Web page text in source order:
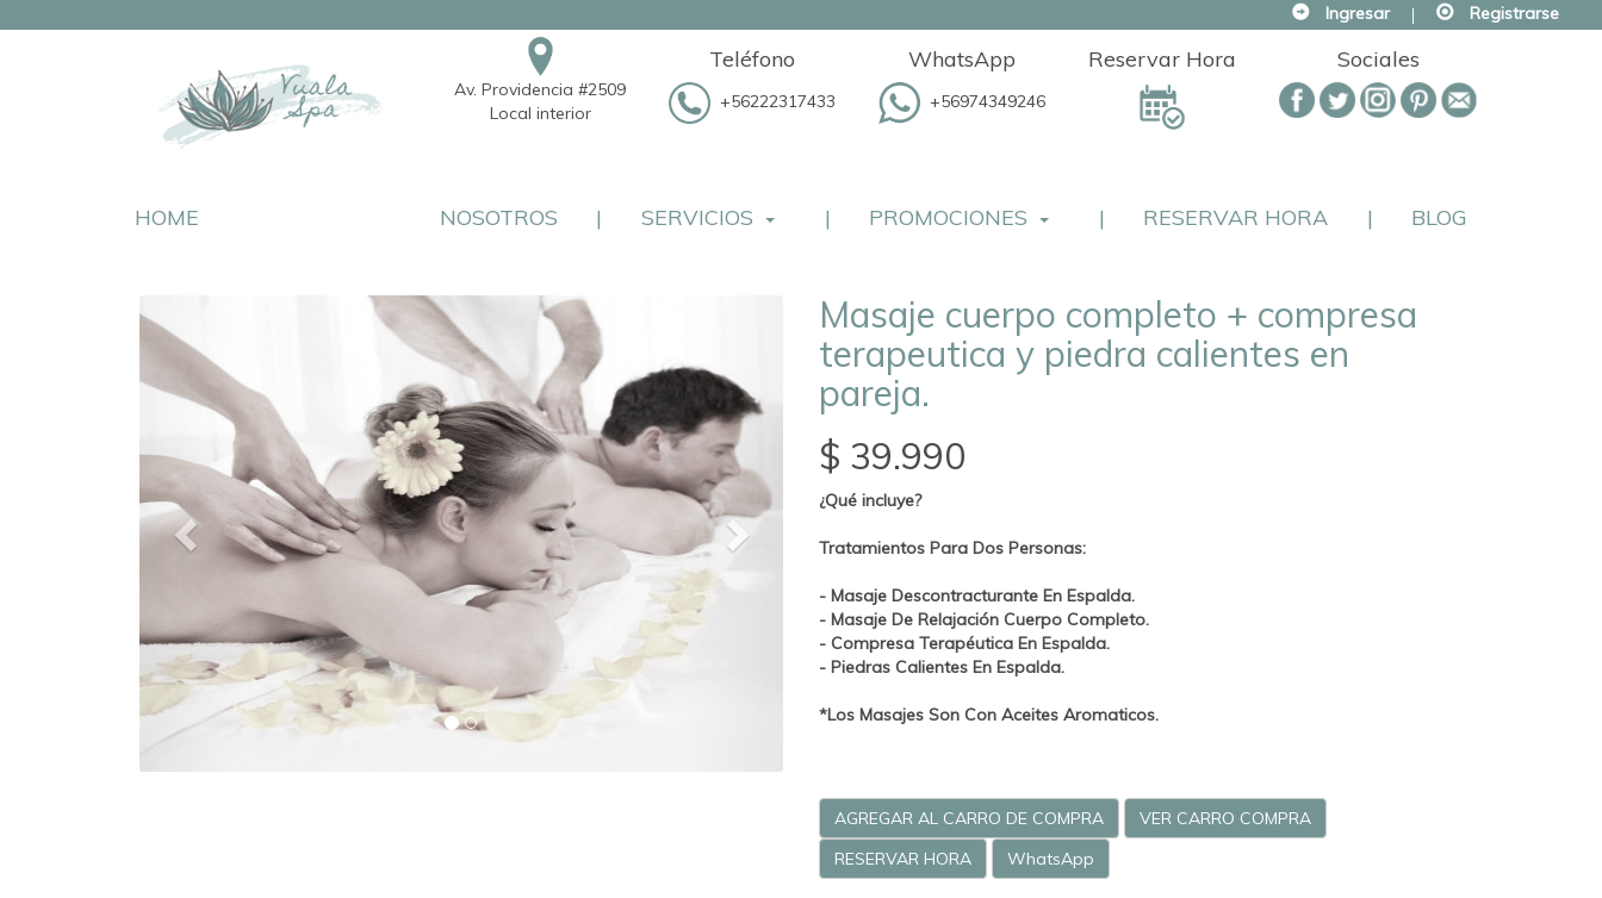
Ingresar | Registrarse
Av. Providencia #2509
Local interior
Teléfono
+56222317433
WhatsApp
+56974349246
Reservar Hora Sociales
HOME NOSOTROS | SERVICIOS | PROMOCIONES | RESERVAR HORA | BLOG
Masaje cuerpo completo + compresa
terapeutica y piedra calientes en
pareja.
$ 39.990
¿Qué incluye?
Tratamientos Para Dos Personas:
- Masaje Descontracturante En Espalda.
- Masaje De Relajación Cuerpo Completo.
- Compresa Terapéutica En Espalda.
- Piedras Calientes En Espalda.
*Los Masajes Son Con Aceites Aromaticos.
AGREGAR AL CARRO DE COMPRA
VER CARRO COMPRA
RESERVAR HORA
WhatsApp